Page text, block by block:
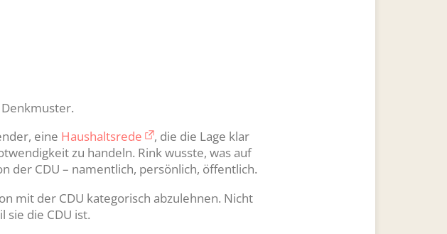
eine Haushaltsrede
, die die Lage klar
zu handeln. Rink wusste, was auf
der CDU – namentlich, persönlich, öffentlich.
mit der CDU kategorisch abzulehnen. Nicht
sie die CDU ist.